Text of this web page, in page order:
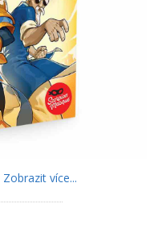
Zobrazit více...